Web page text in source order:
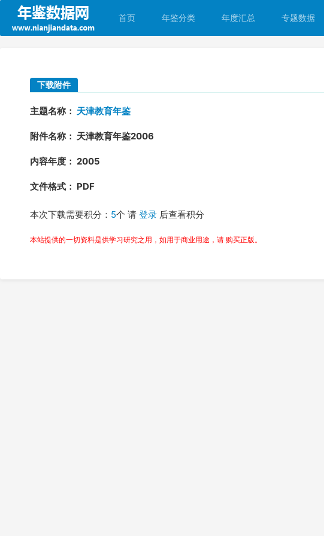
首页 年鉴分类 年度汇总 专题数据
下载附件
主题名称： 天津教育年鉴
附件名称： 天津教育年鉴2006
内容年度： 2005
文件格式： PDF
本次下载需要积分： 5个 请 登录 后查看积分
本站提供的一切资料是供学习研究之用，如用于商业用途，请 购买正版。